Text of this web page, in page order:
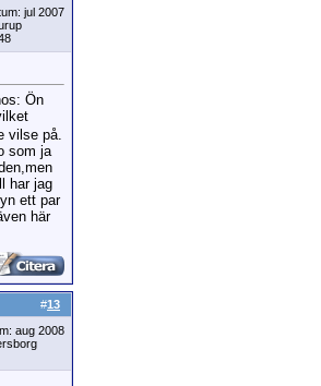
jul 2007
Ön
vilse på.
som ja
har jag
ett par
här
#13
aug 2008